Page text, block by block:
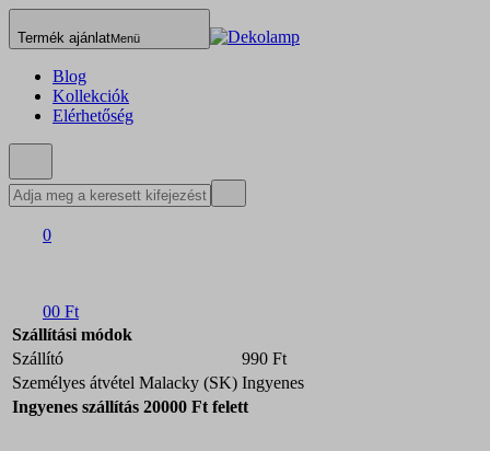
Termék ajánlatMenü
Blog
Kollekciók
Elérhetőség
0
00 Ft
Szállítási módok
Szállító
990 Ft
Személyes átvétel Malacky (SK) Ingyenes
Ingyenes szállítás 20000 Ft felett